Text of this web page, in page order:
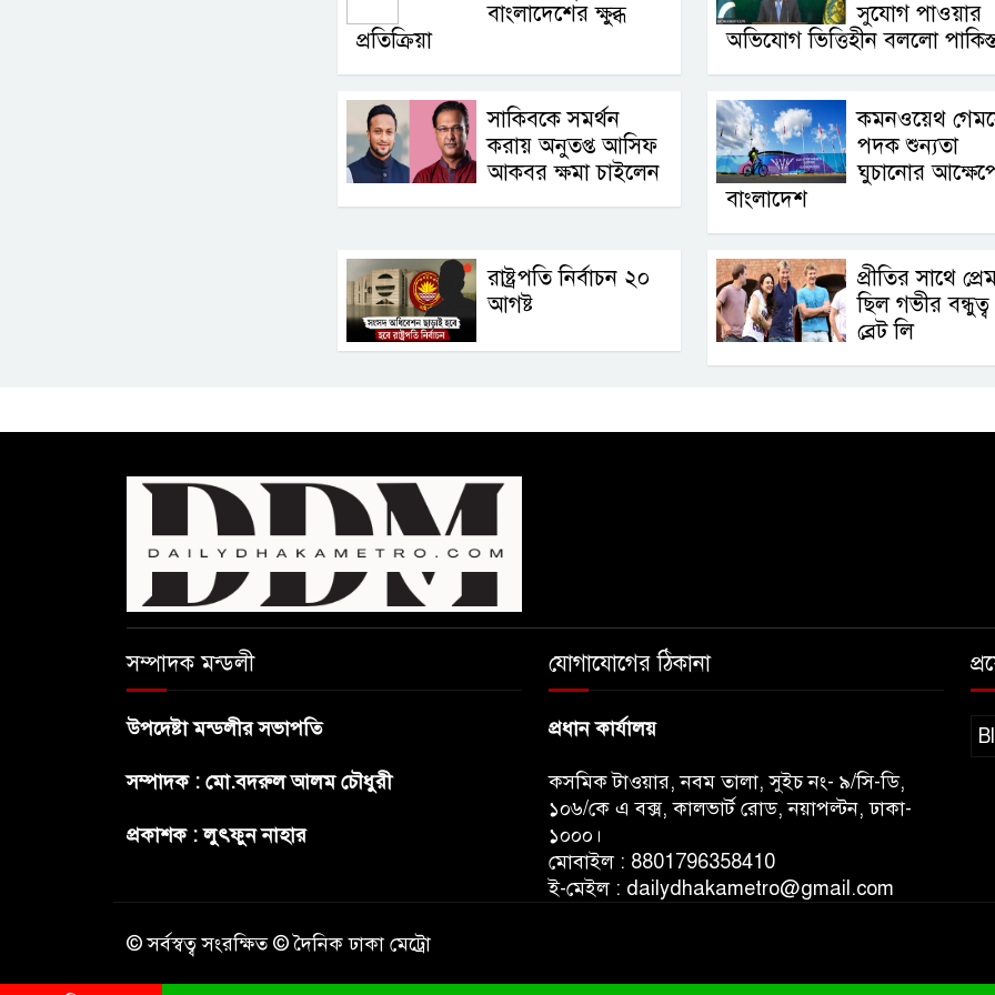
বাংলাদেশের ক্ষুব্ধ
প্রতিক্রিয়া
সুযোগ পাওয়ার
অভিযোগ ভিত্তিহীন বললো
সাকিবকে সমর্থন
করায় অনুতপ্ত আসিফ
আকবর ক্ষমা চাইলেন
কমনওয়েথ
পদক শুন্যতা
ঘুচানোর
বাংলাদেশ
রাষ্ট্রপতি নির্বাচন ২০
আগষ্ট
প্রীতির সাথে
ছিল গভীর বন্ধুত্ব
ব্রেট লি
সম্পাদক মন্ডলী
উপদেষ্টা মন্ডলীর সভাপতি
সম্পাদক : মো.বদরুল আলম চৌধুরী
প্রকাশক : লুৎফুন নাহার
যোগাযোগের ঠিকানা
প্রধান কার্যালয়
কসমিক টাওয়ার, নবম তালা, সুইচ নং- ৯/সি-ডি,
১০৬/কে এ বক্স, কালভার্ট রোড, নয়াপল্টন, ঢাকা-
১০০০।
মোবাইল : 8801796358410
ই-মেইল : dailydhakametro@gmail.com
© সর্বস্বত্ব সংরক্ষিত © দৈনিক ঢাকা মেট্রো